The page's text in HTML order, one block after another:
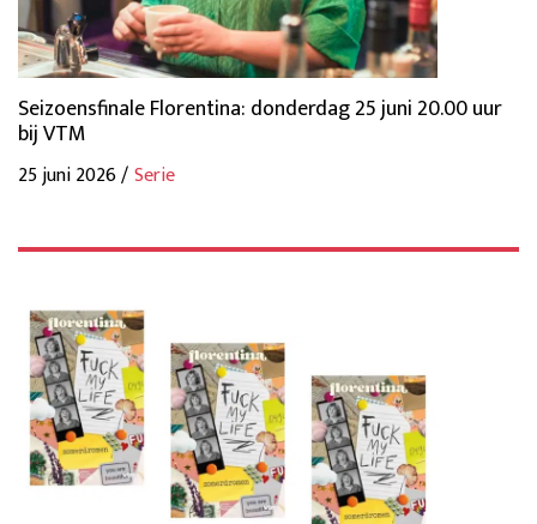
Seizoensfinale Florentina: donderdag 25 juni 20.00 uur
bij VTM
25 juni 2026 /Serie